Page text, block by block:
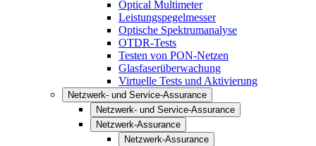
Optical Multimeter
Leistungspegelmesser
Optische Spektrumanalyse
OTDR-Tests
Testen von PON-Netzen
Glasfaserüberwachung
Virtuelle Tests und Aktivierung
Netzwerk- und Service-Assurance
Netzwerk- und Service-Assurance
Netzwerk-Assurance
Netzwerk-Assurance